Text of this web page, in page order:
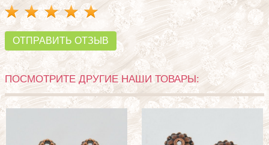
ОТПРАВИТЬ ОТЗЫВ
ПОСМОТРИТЕ ДРУГИЕ НАШИ ТОВАРЫ: